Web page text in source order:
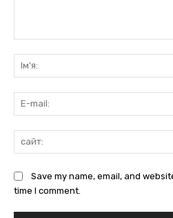
Save my name, email, and
time I comment.